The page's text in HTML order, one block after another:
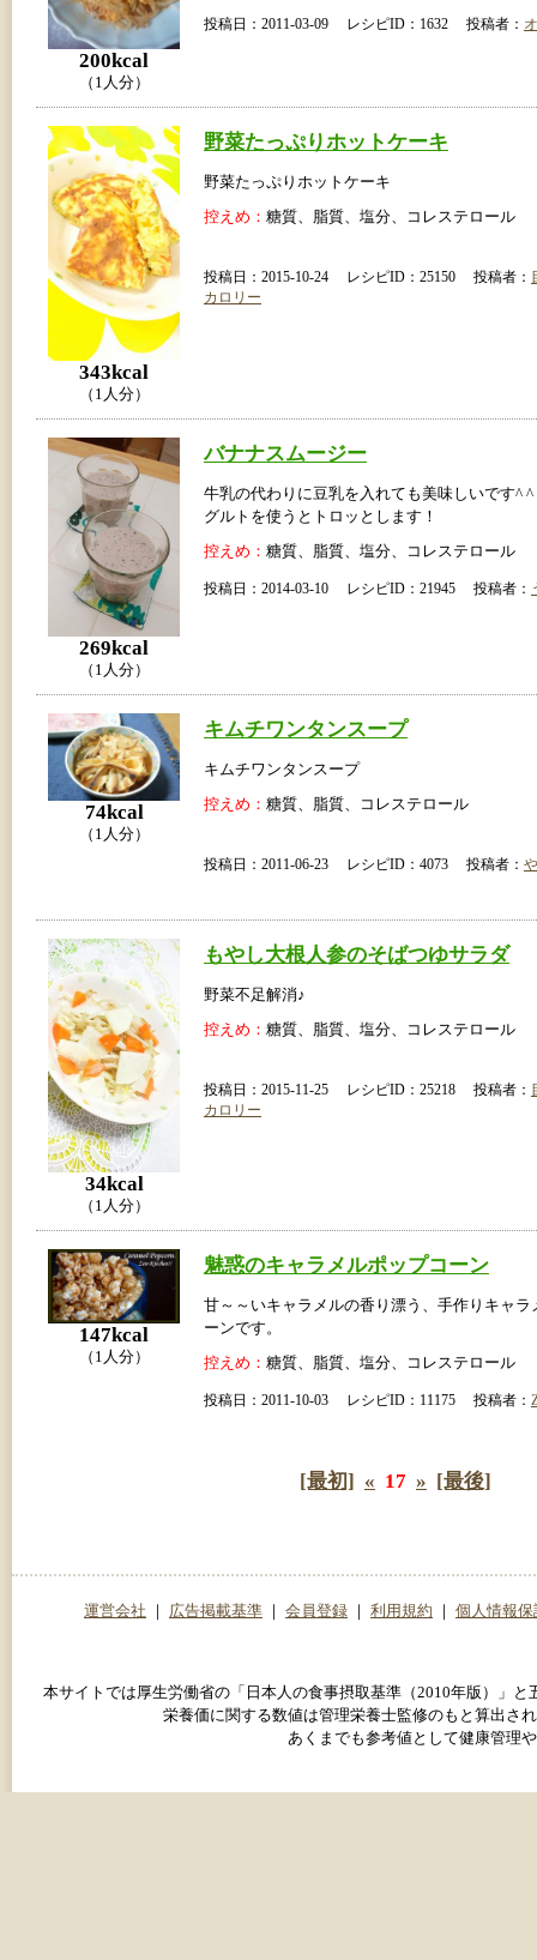
200kcal
（1人分）
投稿日：2011-03-09 レシピID：1632 投稿者：
343kcal
（1人分）
野菜たっぷりホットケーキ
野菜たっぷりホットケーキ
控えめ： 糖質、脂質、塩分、コレステロール
投稿日：2015-10-24 レシピID：25150 投稿者：
カロリー
269kcal
（1人分）
バナナスムージー
牛乳の代わりに豆乳を入れても美味しいです^
グルトを使うとトロッとします！
控えめ： 糖質、脂質、塩分、コレステロール
投稿日：2014-03-10 レシピID：21945 投稿者：
74kcal
（1人分）
キムチワンタンスープ
キムチワンタンスープ
控えめ： 糖質、脂質、コレステロール
投稿日：2011-06-23 レシピID：4073 投稿者：
34kcal
（1人分）
もやし大根人参のそばつゆサラダ
野菜不足解消♪
控えめ： 糖質、脂質、塩分、コレステロール
投稿日：2015-11-25 レシピID：25218 投稿者：
カロリー
147kcal
（1人分）
魅惑のキャラメルポップコーン
甘～～いキャラメルの香り漂う、手作りキャラ
ーンです。
控えめ： 糖質、脂質、塩分、コレステロール
投稿日：2011-10-03 レシピID：11175 投稿者：
[最初] « 17 » [最後]
運営会社 広告掲載基準 会員登録 利用規約 個人情報保
本サイトでは厚生労働省の「日本人の食事摂取基準（2010年版）」
栄養価に関する数値は管理栄養士監修のもと算出さ
あくまでも参考値として健康管理